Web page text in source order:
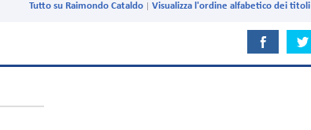
Visualizza l'ordine alfabetico dei titoli
Tutto su Raimondo Cataldo